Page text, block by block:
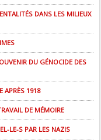
DANS LES MILIEUX
DU GÉNOCIDE DES
APRÈS 1918
DE MÉMOIRE
LE-S PAR LES NAZIS